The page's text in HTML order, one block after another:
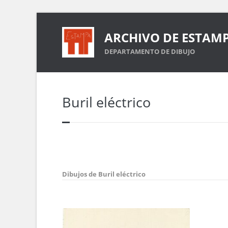
ARCHIVO DE
DEPARTAMENTO DE DIBUJO
Buril eléctrico
Dibujos de Buril eléctrico